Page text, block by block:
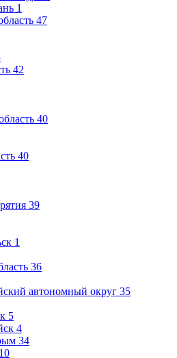
1
47
42
40
40
39
1
36
автономный округ 35
5
4
34
10